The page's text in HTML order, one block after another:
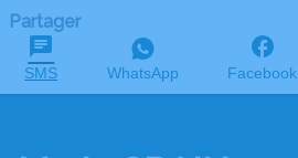
Partager
SMS WhatsApp Facebook